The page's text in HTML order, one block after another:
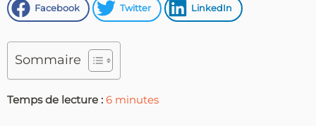
Facebook Twitter LinkedIn
Sommaire
Temps de lecture : 6 minutes